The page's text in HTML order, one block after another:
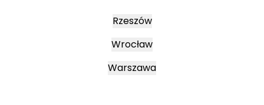
Rzeszów
Wrocław
Warszawa